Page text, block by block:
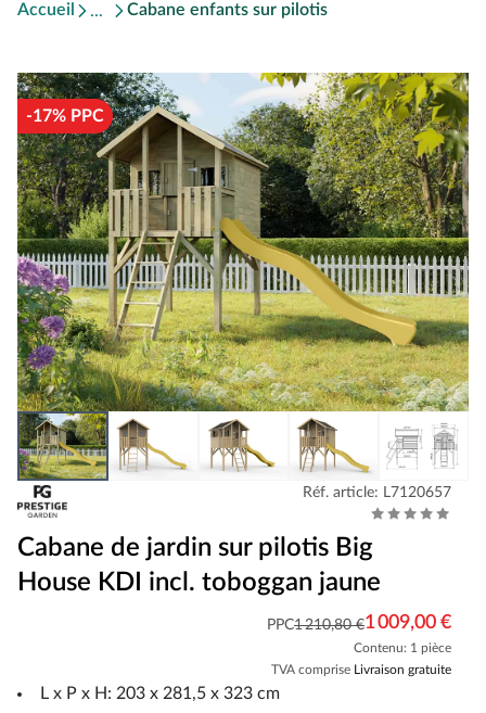
Accueil Cabane enfants sur pilotis
-17% PPC
Réf. article: L7120657
Cabane de jardin sur pilotis Big
House KDI incl. toboggan jaune
PPC1 210,80 €1 009,00 €
Contenu: 1 pièce
TVA comprise Livraison gratuite
L x P x H: 203 x 281,5 x 323 cm